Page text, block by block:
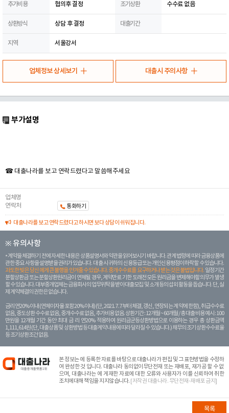
추가비용 협의후 결정 조기상환 수수료 없음
상환방식 상담 후 결정 대출기간
지역 서울강서
업체정보 상세보기 대출시 주의사항
부가설명
☎ 대출나라를 보고 연락드렸다고 말씀해주세요
업체명
연락처
통화하기
대출나라를 보고 연락드렸다고 하시면 보다 상담이 쉬워집니다.
※ 유의사항
계약을 체결하기 전에 자세한 내용은 상품설명서와 약관을 읽어보시기 바랍니다. 관계 법령에 따라 금융상품에
관한 중요 사항을 설명받을 권리가 있습니다. 대 출 시 귀하의 신용등급 또는 개인신용평점이 하락할 수 있습니다.
과도한 빚은 당신 에게 큰 불행을 안겨줄 수 있습니다. 중개수수료를 요구하거나 받는 것은 불법입니다. 일정 기간
분할상환금 또는 분할상환원리금이 연체될 경우, 계약만료 기한 도래전 모든 원리금을 변제해야할 의무가 발생
할 수 있습니다. 대부중개업체는 금융회사의 업무위탁을 받아 대출모집 및 소개 등의 섭외 활동을 돕습니다. 단, 실
제 계약체결의 권한은 없습니다.
금리 연20% 이내 (연체이자율 포함 20% 이내) (단, 2021. 7. 7부터 체결, 갱신, 연장되는 계 약에 한함), 취급수수료
없음, 중도상환 수수료 없음, 중개수수료 없음, 추가비용 없음. 상환기간 : 12개월 ~ 60개월 / 총 대출 비용 예시 : 100
만원을 12개월 기간 동안 최대 금 리 연20% 적용하여 원리금균등상환방법으로 이용하는 경우 총 상환금액
1,111,614원 (단, 대출상품 및 상환방법 등 대출계약 내용에 따라 달라질 수 있습니다.) 채무의 조기 상환수수료율
등 조기상환조건 없음.
본 정보는에 등록한 자료를 바탕으로 대출나라가 편집 및 그 표현방법을 수정하
여 완성한 것 입니다. 대출나라 동의없이무단전재 또는 재배포, 재가공 할 수 없
으며, 대출나라는 에 게재한 자료에 대한 오류와 사용자가 이를 신뢰하여 취한
조치에대해 책임을 지지않습니다. [저작권 대출나라. 무단전재-재배포 금지]
목록